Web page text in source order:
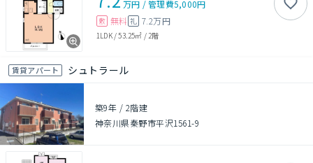
万円 /管理費5,000円
敷 無料 礼 7.2万円
1LDK/53.25㎡ / 2階
賃貸アパート シュトラール
築9年 / 2階建
神奈川県秦野市平沢1561-9